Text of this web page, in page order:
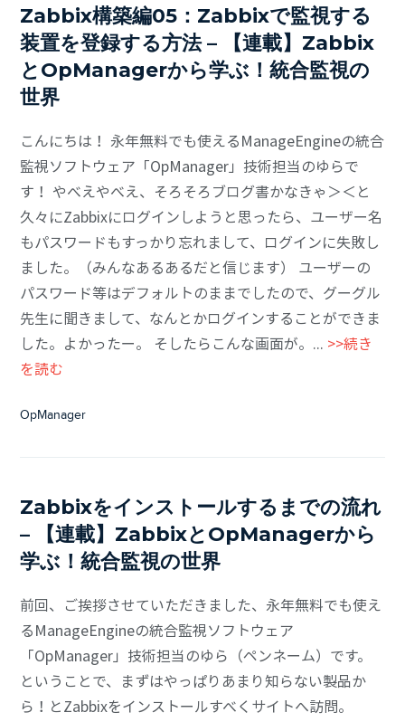
Zabbix構築編05：Zabbixで監視する
装置を登録する方法 – 【連載】Zabbix
とOpManagerから学ぶ！統合監視の
世界
こんにちは！ 永年無料でも使えるManageEngineの統合
監視ソフトウェア「OpManager」技術担当のゆらで
す！ やべえやべえ、そろそろブログ書かなきゃ＞＜と
久々にZabbixにログインしようと思ったら、ユーザー名
もパスワードもすっかり忘れまして、ログインに失敗し
ました。（みんなあるあるだと信じます） ユーザーの
パスワード等はデフォルトのままでしたので、グーグル
先生に聞きまして、なんとかログインすることができま
した。よかったー。 そしたらこんな画面が。... >>続き
を読む
OpManager
Zabbixをインストールするまでの流れ
– 【連載】ZabbixとOpManagerから
学ぶ！統合監視の世界
前回、ご挨拶させていただきました、永年無料でも使え
るManageEngineの統合監視ソフトウェア
「OpManager」技術担当のゆら（ペンネーム）です。
ということで、まずはやっぱりあまり知らない製品か
ら！とZabbixをインストールすべくサイトへ訪問。